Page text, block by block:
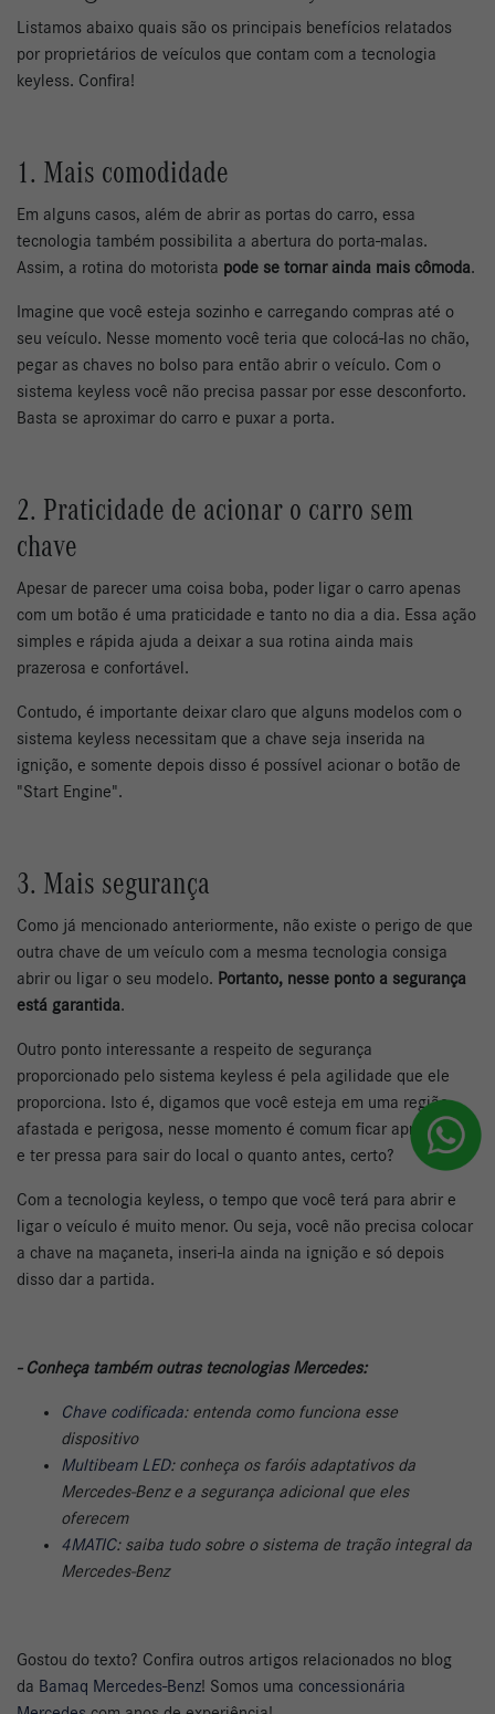
Listamos abaixo quais são os principais benefícios relatados
por proprietários de veículos que contam com a tecnologia
keyless. Confira!
1. Mais comodidade
Em alguns casos, além de abrir as portas do carro, essa
tecnologia também possibilita a abertura do porta-malas.
Assim, a rotina do motorista pode se tornar ainda mais cômoda.
Imagine que você esteja sozinho e carregando compras até o
seu veículo. Nesse momento você teria que colocá-las no chão,
pegar as chaves no bolso para então abrir o veículo. Com o
sistema keyless você não precisa passar por esse desconforto.
Basta se aproximar do carro e puxar a porta.
2. Praticidade de acionar o carro sem
chave
Apesar de parecer uma coisa boba, poder ligar o carro apenas
com um botão é uma praticidade e tanto no dia a dia. Essa ação
simples e rápida ajuda a deixar a sua rotina ainda mais
prazerosa e confortável.
Contudo, é importante deixar claro que alguns modelos com o
sistema keyless necessitam que a chave seja inserida na
ignição, e somente depois disso é possível acionar o botão de
"Start Engine".
3. Mais segurança
Como já mencionado anteriormente, não existe o perigo de que
outra chave de um veículo com a mesma tecnologia consiga
abrir ou ligar o seu modelo. Portanto, nesse ponto a segurança
está garantida.
Outro ponto interessante a respeito de segurança
proporcionado pelo sistema keyless é pela agilidade que ele
proporciona. Isto é, digamos que você esteja em uma região
afastada e perigosa, nesse momento é comum ficar apreensivo
e ter pressa para sair do local o quanto antes, certo?
Com a tecnologia keyless, o tempo que você terá para abrir e
ligar o veículo é muito menor. Ou seja, você não precisa colocar
a chave na maçaneta, inseri-la ainda na ignição e só depois
disso dar a partida.
- Conheça também outras tecnologias Mercedes:
Chave codificada: entenda como funciona esse
dispositivo
Multibeam LED: conheça os faróis adaptativos da
Mercedes-Benz e a segurança adicional que eles
oferecem
4MATIC: saiba tudo sobre o sistema de tração integral da
Mercedes-Benz
Gostou do texto? Confira outros artigos relacionados no blog
da Bamaq Mercedes-Benz! Somos uma concessionária